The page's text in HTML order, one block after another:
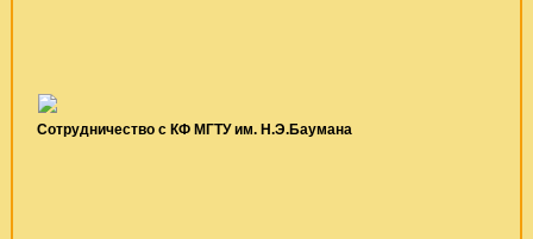
Сотрудничество с КФ МГТУ им. Н.Э.Баумана